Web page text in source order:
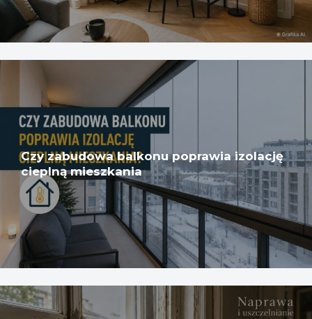
Czy zabudowa balkonu poprawia izolację
cieplną mieszkania